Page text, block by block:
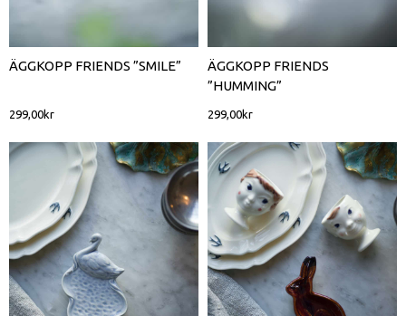
ÄGGKOPP FRIENDS ”SMILE”
299,00kr
ÄGGKOPP FRIENDS
”HUMMING”
299,00kr